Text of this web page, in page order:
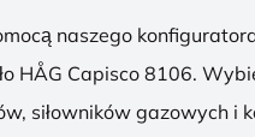
naszego
HÅG Capisco 8106.
siłowników gazowych i